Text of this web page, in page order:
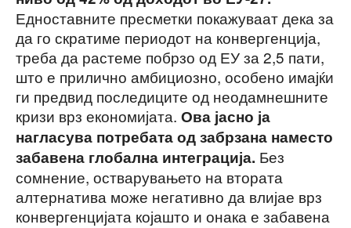
Едноставните пресметки покажуваат дека за
да го скратиме периодот на конвергенција,
треба да растеме побрзо од ЕУ за 2,5 пати,
што е прилично амбициозно, особено имајќи
ги предвид последиците од неодамнешните
кризи врз економијата. Ова јасно ја
нагласува потребата од забрзана наместо
забавена глобална интеграција. Без
сомнение, остварувањето на втората
алтернатива може негативно да влијае врз
конвергенцијата којашто и онака е забавена